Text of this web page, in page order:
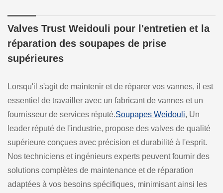
Valves Trust Weidouli pour l'entretien et la
réparation des soupapes de prise
supérieures
Lorsqu'il s'agit de maintenir et de réparer vos vannes, il est
essentiel de travailler avec un fabricant de vannes et un
fournisseur de services réputé.Soupapes Weidouli, Un
leader réputé de l'industrie, propose des valves de qualité
supérieure conçues avec précision et durabilité à l'esprit.
Nos techniciens et ingénieurs experts peuvent fournir des
solutions complètes de maintenance et de réparation
adaptées à vos besoins spécifiques, minimisant ainsi les